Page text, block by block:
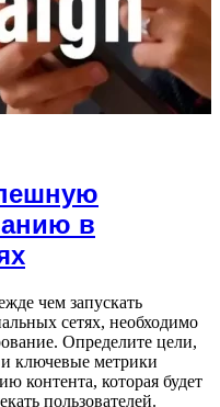
в
чем запускать
сетях, необходимо
Определите цели,
ключевые метрики
контента, которая будет
пользователей.